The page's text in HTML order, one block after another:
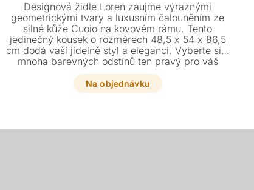
Designová židle Loren zaujme výraznými
geometrickými tvary a luxusním čalouněním ze
silné kůže Cuoio na kovovém rámu. Tento
jedinečný kousek o rozměrech 48,5 x 54 x 86,5
cm dodá vaší jídelně styl a eleganci. Vyberte si z
mnoha barevných odstínů ten pravý pro váš
interiér.
Na objednávku